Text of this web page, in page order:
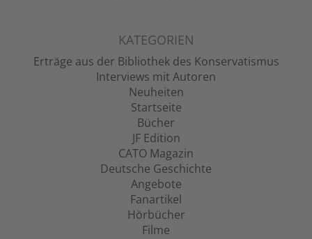
KATEGORIEN
Erträge aus der Bibliothek des Konservatismus
Interviews mit Autoren
Neuheiten
Startseite
Bücher
JF Edition
CATO Magazin
Deutsche Geschichte
Angebote
Fanartikel
Hörbücher
Filme